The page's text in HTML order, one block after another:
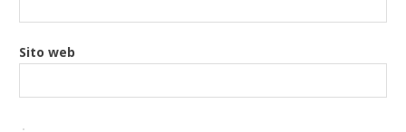
Sito web